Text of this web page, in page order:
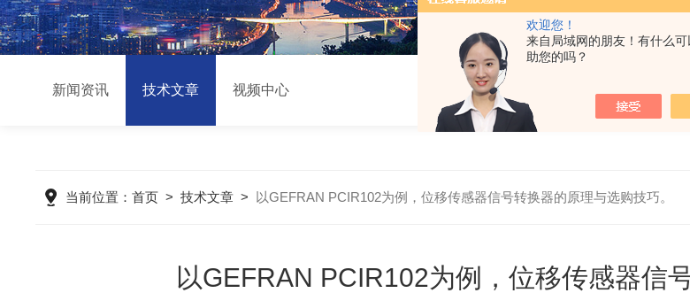
欢迎您！
来自局域网的朋友！有什么可
助您的吗？
新闻资讯 技术文章 视频中心
当前位置：首页 >技术文章 > 以GEFRAN PCIR102为例，位移传感器信号转换器的原理与选购技巧。
以GEFRAN PCIR102为例，位移传感器信